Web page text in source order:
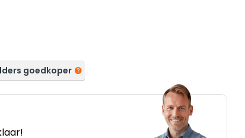
goedkoper